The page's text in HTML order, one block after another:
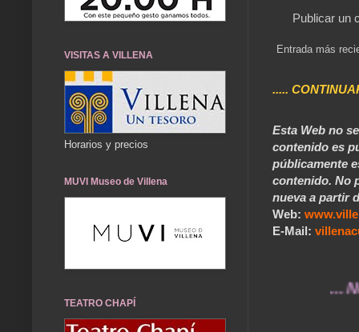
Publicar un
Entrada más
.....
Esta Web no
contenido es
públicamente
contenido. No
nueva a partir
Web:
E-Mail:
...
VISITAS A VILLENA
Horarios y precios
MUVI Museo de Villena
TEATRO CHAPÍ